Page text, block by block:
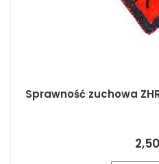
Sprawność zuchowa